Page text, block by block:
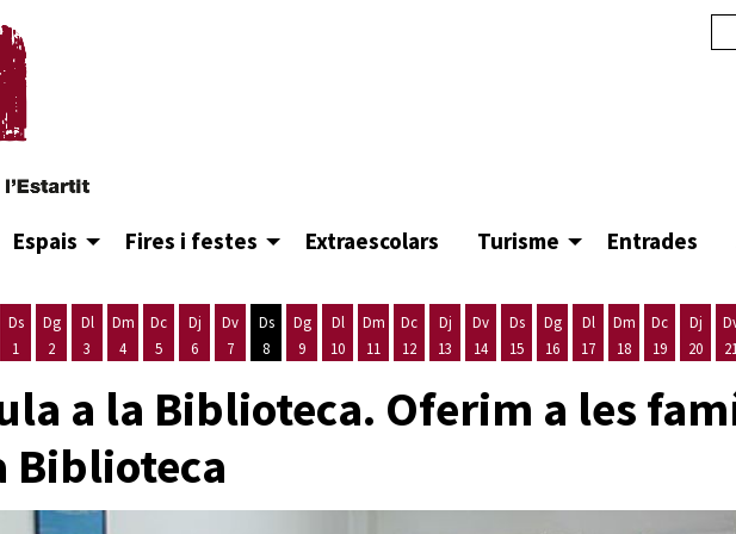
Espais Fires i festes Extraescolars Turisme Entrades
Ds
1
Dg
2
Dl
3
Dm
4
Dc
5
Dj
6
Dv
7
Ds
8
Dg
9
Dl
10
Dm
11
Dc
12
Dj
13
Dv
14
Ds
15
Dg
16
Dl
17
Dm
18
Dc
19
Dj
20
a la Biblioteca. Oferim a les
Biblioteca